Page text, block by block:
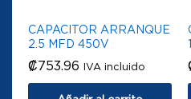
CAPACITOR ARRANQUE
2.5 MFD 450V
₡753.96 IVA incluido